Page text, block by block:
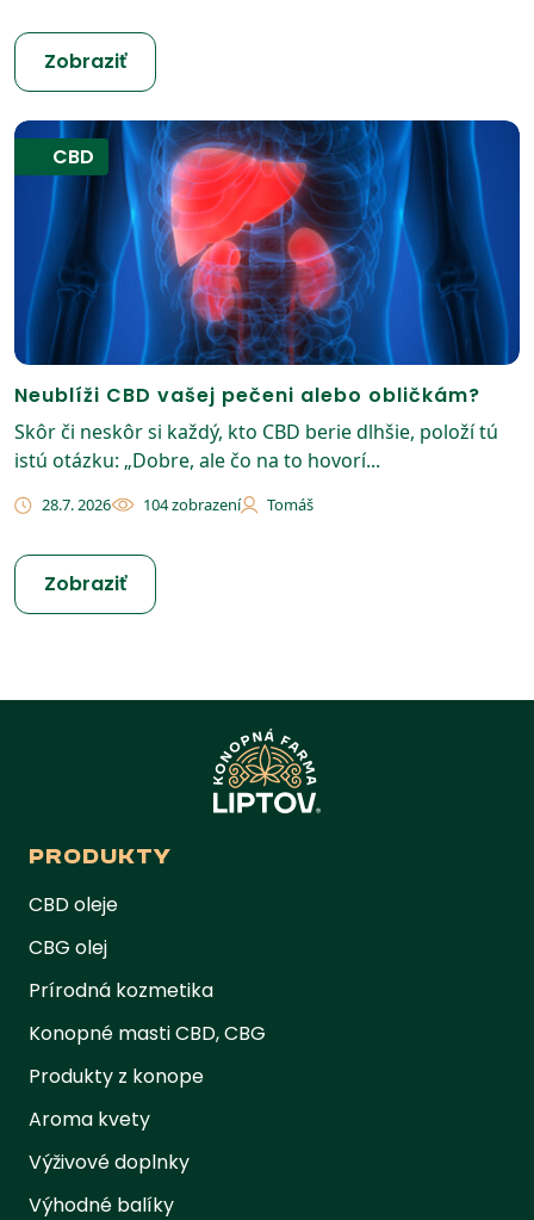
Zobraziť
CBD
Neublíži CBD vašej pečeni alebo obličkám?
Skôr či neskôr si každý, kto CBD berie dlhšie, položí tú
istú otázku: „Dobre, ale čo na to hovorí...
28.7. 2026 104 zobrazení Tomáš
Zobraziť
PRODUKTY
CBD oleje
CBG olej
Prírodná kozmetika
Konopné masti CBD, CBG
Produkty z konope
Aroma kvety
Výživové doplnky
Výhodné balíky